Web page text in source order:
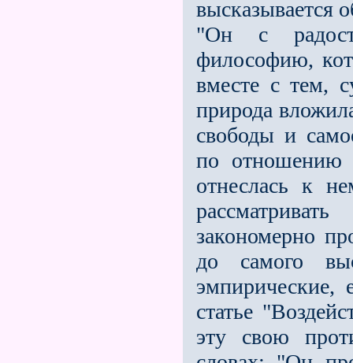
высказывается
"Он с
философию,
вместе с тем,
природа
свободы и
по отношению
отнеслась к
закономерно
до самого
эмпирические,
статье
эту свою